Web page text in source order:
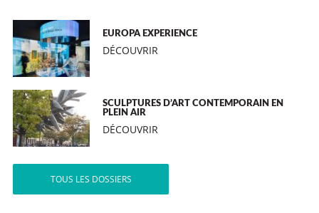
EUROPA EXPERIENCE
DÉCOUVRIR
SCULPTURES D’ART CONTEMPORAIN EN
PLEIN AIR
DÉCOUVRIR
TOUS LES DOSSIERS